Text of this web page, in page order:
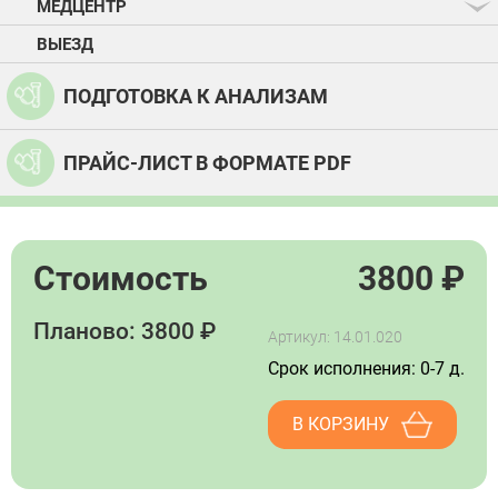
МЕДЦЕНТР
ВЫЕЗД
ПОДГОТОВКА К АНАЛИЗАМ
ПРАЙС-ЛИСТ В ФОРМАТЕ PDF
Стоимость 3800 ₽
Планово: 3800 ₽ Артикул: 14.01.020
Срок исполнения: 0-7 д.
В КОРЗИНУ